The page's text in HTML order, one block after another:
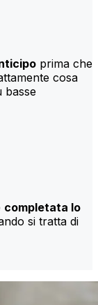
prima che
cosa
basse
completata lo
si tratta di